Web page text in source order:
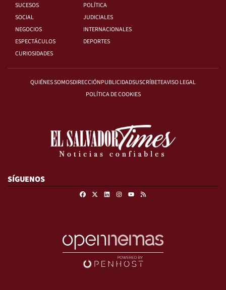
SUCESOS
POLÍTICA
SOCIAL
JUDICIALES
NEGOCIOS
INTERNACIONALES
ESPECTÁCULOS
DEPORTES
CURIOSIDADES
QUIÉNES SOMOSDIRECCIÓNPUBLICIDADSUSCRÍBETEAVISO LEGAL
POLÍTICA DE COOKIES
SÍGUENOS
FacebookLinkedinInstagramRSS